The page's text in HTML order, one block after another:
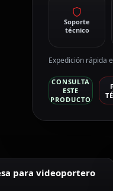
Soporte
técnico
Expedición rápida
CONSULTA
ESTE
PRODUCTO
para videoportero